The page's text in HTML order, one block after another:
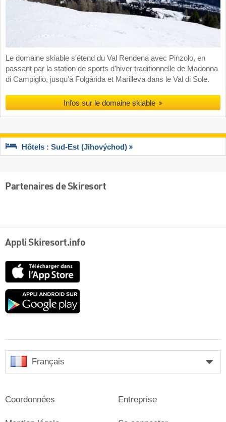
Le domaine skiable s'étend du Val Rendena avec Pinzolo, en
passant par la station de sports d'hiver traditionnelle de Madonna
di Campiglio, jusqu'à Folgàrida et Marilleva dans le Val di Sole.
Infos sur le domaine skiable
Hôtels : Sud-Est (Jihovýchod)
Partenaires de Skiresort
Appli Skiresort.info
Google
Français
Coordonnées Entreprise